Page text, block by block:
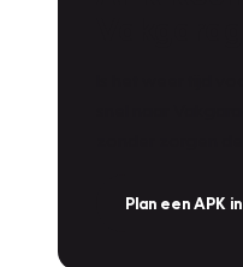
Plan een APK in